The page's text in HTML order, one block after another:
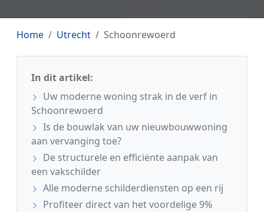
Home Utrecht Schoonrewoerd
In dit artikel:
Uw moderne woning strak in de verf in
Schoonrewoerd
Is de bouwlak van uw nieuwbouwwoning
aan vervanging toe?
De structurele en efficiënte aanpak van
een vakschilder
Alle moderne schilderdiensten op een rij
Profiteer direct van het voordelige 9%